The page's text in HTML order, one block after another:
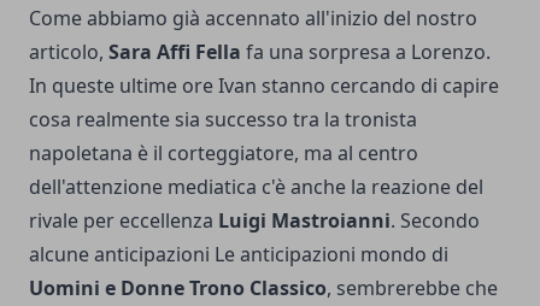
Come abbiamo già accennato all'inizio del nostro
articolo, Sara Affi Fella fa una sorpresa a Lorenzo.
In queste ultime ore Ivan stanno cercando di capire
cosa realmente sia successo tra la tronista
napoletana è il corteggiatore, ma al centro
dell'attenzione mediatica c'è anche la reazione del
rivale per eccellenza Luigi Mastroianni. Secondo
alcune anticipazioni Le anticipazioni mondo di
Uomini e Donne Trono Classico, sembrerebbe che